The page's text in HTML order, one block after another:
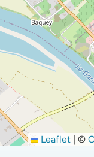
Leaflet | ©